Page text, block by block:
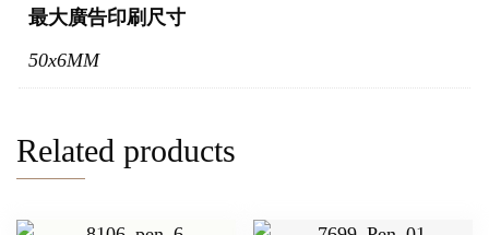
最大廣告印刷尺寸
50x6MM
Related products